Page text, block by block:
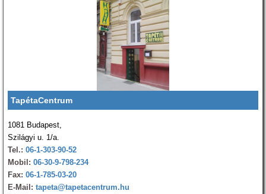
TapétaCentrum
1081 Budapest,
Szilágyi u. 1/a.
Tel.: 06-1-303-90-52
Mobil: 06-30-9-798-234
Fax: 06-1-785-03-20
E-Mail: tapeta@tapetacentrum.hu